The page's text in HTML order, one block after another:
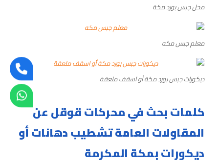
محل جبس بورد مكة
معلم جبس مكه
ديكورات جبس بورد مكة أو اسقف ملعقة
كلمات بحث في محركات قوقل عن
المقاولات العامة تشطيب دهانات أو
ديكورات بمكة المكرمة